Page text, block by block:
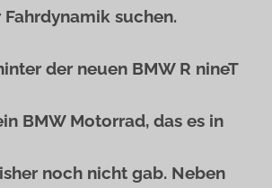
suchen.
der neuen BMW R nineT
BMW Motorrad, das es in
noch nicht gab. Neben